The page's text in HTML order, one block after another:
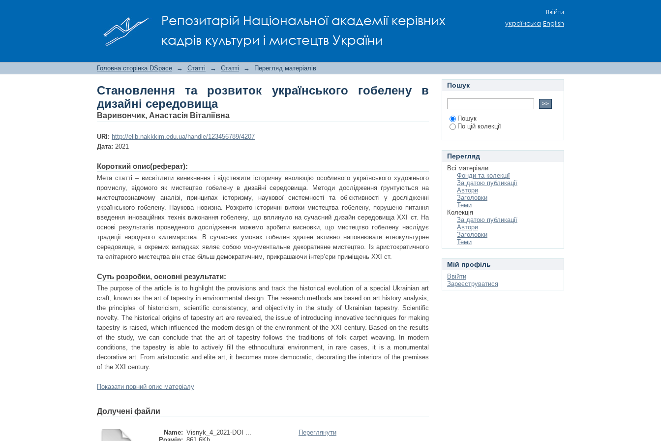
Репозитарій Національної академії керівних
кадрів культури і мистецтв України
Ввійти
українська English
Головна сторінка DSpace → Статті → Статті → Перегляд матеріалів
Cтановлення та розвиток українського гобелену в
дизайні середовища
Варивончик, Анастасія Віталіївна
URI: http://elib.nakkkim.edu.ua/handle/123456789/4207
Дата: 2021
Короткий опис(реферат):
Мета статті – висвітлити виникнення і відстежити історичну еволюцію особливого українського художнього
промислу, відомого як мистецтво гобелену в дизайні середовища. Методи дослідження ґрунтуються на
мистецтвознавчому аналізі, принципах історизму, наукової системності та об’єктивності у дослідженні
українського гобелену. Наукова новизна. Розкрито історичні витоки мистецтва гобелену, порушено питання
введення інноваційних технік виконання гобелену, що вплинуло на сучасний дизайн середовища ХХІ ст. На
основі результатів проведеного дослідження можемо зробити висновки, що мистецтво гобелену наслідує
традиції народного килимарства. В сучасних умовах гобелен здатен активно наповнювати етнокультурне
середовище, в окремих випадках являє собою монументальне декоративне мистецтво. Із аристократичного
та елітарного мистецтва він стає більш демократичним, прикрашаючи інтер’єри приміщень ХХІ ст.
Суть розробки, основні результати:
The purpose of the article is to highlight the provisions and track the historical evolution of a special Ukrainian art
craft, known as the art of tapestry in environmental design. The research methods are based on art history analysis,
the principles of historicism, scientific consistency, and objectivity in the study of Ukrainian tapestry. Scientific
novelty. The historical origins of tapestry art are revealed, the issue of introducing innovative techniques for making
tapestry is raised, which influenced the modern design of the environment of the XXI century. Based on the results
of the study, we can conclude that the art of tapestry follows the traditions of folk carpet weaving. In modern
conditions, the tapestry is able to actively fill the ethnocultural environment, in rare cases, it is a monumental
decorative art. From aristocratic and elite art, it becomes more democratic, decorating the interiors of the premises
of the XXI century.
Показати повний опис матеріалу
Долучені файли
Name: Visnyk_4_2021-DOI ...
Переглянути
Пошук
Пошук
По цій колекції
Перегляд
Всі матеріали
Фонди та колекції
За датою публикації
Автори
Заголовки
Теми
Колекція
За датою публикації
Автори
Заголовки
Теми
Мій профіль
Ввійти
Зареєструватися